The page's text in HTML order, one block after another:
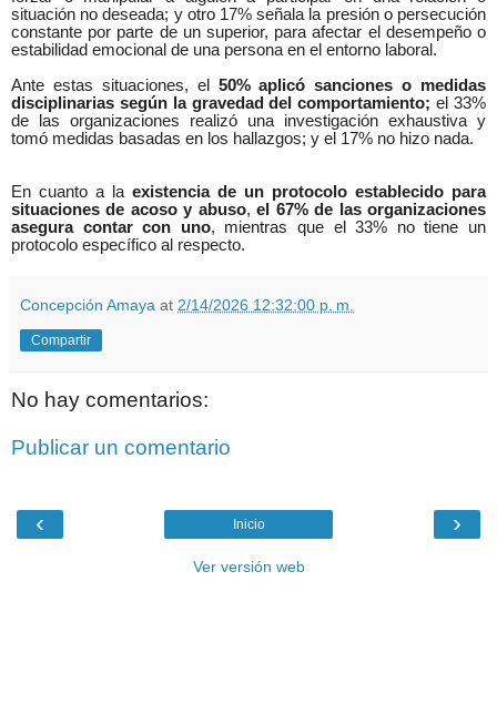
situación no deseada; y otro 17% señala la presión o persecución
constante por parte de un superior, para afectar el desempeño o
estabilidad emocional de una persona en el entorno laboral.
Ante estas situaciones, el 50% aplicó sanciones o medidas
disciplinarias según la gravedad del comportamiento;el 33%
de las organizaciones realizó una investigación exhaustiva y
tomó medidas basadas en los hallazgos; y el 17% no hizo nada.
En cuanto a la existencia de un protocolo establecido para
situaciones de acoso y abuso,el 67% de las organizaciones
asegura contar con uno, mientras que el 33% no tiene un
protocolo específico al respecto.
Concepción Amaya at 2/14/2026 12:32:00 p. m.
Compartir
No hay comentarios:
Publicar un comentario
‹ ›
Inicio
Ver versión web